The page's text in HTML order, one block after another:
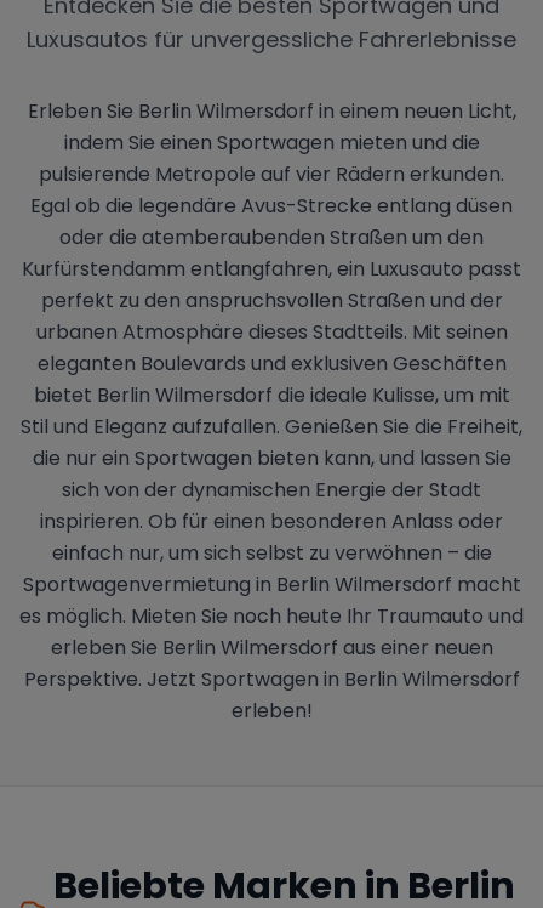
Luxusautos für unvergessliche Fahrerlebnisse
Erleben Sie Berlin Wilmersdorf in einem neuen Licht,
indem Sie einen Sportwagen mieten und die
pulsierende Metropole auf vier Rädern erkunden.
Egal ob die legendäre Avus-Strecke entlang düsen
oder die atemberaubenden Straßen um den
Kurfürstendamm entlangfahren, ein Luxusauto passt
perfekt zu den anspruchsvollen Straßen und der
urbanen Atmosphäre dieses Stadtteils. Mit seinen
eleganten Boulevards und exklusiven Geschäften
bietet Berlin Wilmersdorf die ideale Kulisse, um mit
Stil und Eleganz aufzufallen. Genießen Sie die Freiheit,
die nur ein Sportwagen bieten kann, und lassen Sie
sich von der dynamischen Energie der Stadt
inspirieren. Ob für einen besonderen Anlass oder
einfach nur, um sich selbst zu verwöhnen – die
Sportwagenvermietung in Berlin Wilmersdorf macht
es möglich. Mieten Sie noch heute Ihr Traumauto und
erleben Sie Berlin Wilmersdorf aus einer neuen
Perspektive. Jetzt Sportwagen in Berlin Wilmersdorf
erleben!
Beliebte Marken in Berlin